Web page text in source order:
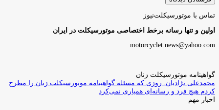
تماس با موتورسیکلت‌نیوز
اولین و تنها رسانه برخط اختصاصی موتورسیکلت در ایران
motorcyclet.news@yahoo.com
گواهینامه موتورسیکلت زنان
محمدعلی نژادیان: روزی که مسئله گواهینامه موتورسیکلت زنان را مطرح
کردم هیچ فرد و رسانه‌ای همیاری نمی‌کرد
اخبار مهم